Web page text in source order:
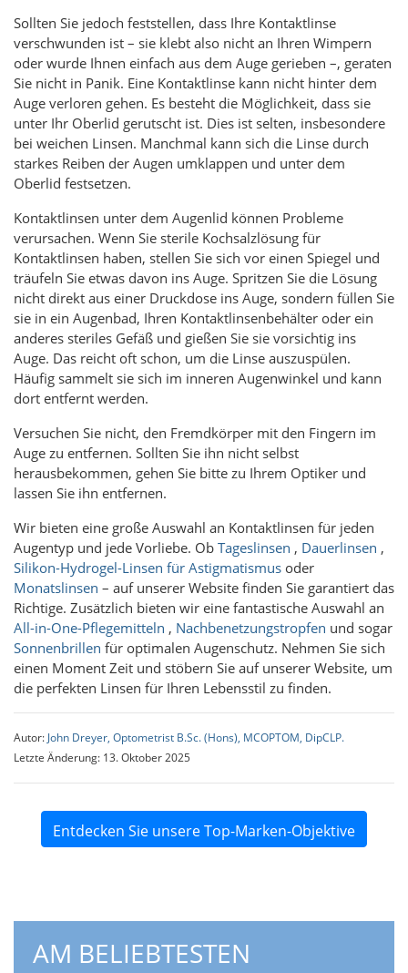
Sollten Sie jedoch feststellen, dass Ihre Kontaktlinse
verschwunden ist – sie klebt also nicht an Ihren Wimpern
oder wurde Ihnen einfach aus dem Auge gerieben –, geraten
Sie nicht in Panik. Eine Kontaktlinse kann nicht hinter dem
Auge verloren gehen. Es besteht die Möglichkeit, dass sie
unter Ihr Oberlid gerutscht ist. Dies ist selten, insbesondere
bei weichen Linsen. Manchmal kann sich die Linse durch
starkes Reiben der Augen umklappen und unter dem
Oberlid festsetzen.
Kontaktlinsen unter dem Augenlid können Probleme
verursachen. Wenn Sie sterile Kochsalzlösung für
Kontaktlinsen haben, stellen Sie sich vor einen Spiegel und
träufeln Sie etwas davon ins Auge. Spritzen Sie die Lösung
nicht direkt aus einer Druckdose ins Auge, sondern füllen Sie
sie in ein Augenbad, Ihren Kontaktlinsenbehälter oder ein
anderes steriles Gefäß und gießen Sie sie vorsichtig ins
Auge. Das reicht oft schon, um die Linse auszuspülen.
Häufig sammelt sie sich im inneren Augenwinkel und kann
dort entfernt werden.
Versuchen Sie nicht, den Fremdkörper mit den Fingern im
Auge zu entfernen. Sollten Sie ihn nicht selbst
herausbekommen, gehen Sie bitte zu Ihrem Optiker und
lassen Sie ihn entfernen.
Wir bieten eine große Auswahl an Kontaktlinsen für jeden
Augentyp und jede Vorliebe. Ob Tageslinsen , Dauerlinsen ,
Silikon-Hydrogel-Linsen für Astigmatismus oder
Monatslinsen – auf unserer Website finden Sie garantiert das
Richtige. Zusätzlich bieten wir eine fantastische Auswahl an
All-in-One-Pflegemitteln , Nachbenetzungstropfen und sogar
Sonnenbrillen für optimalen Augenschutz. Nehmen Sie sich
einen Moment Zeit und stöbern Sie auf unserer Website, um
die perfekten Linsen für Ihren Lebensstil zu finden.
Autor: John Dreyer, Optometrist B.Sc. (Hons), MCOPTOM, DipCLP.
Letzte Änderung: 13. Oktober 2025
Entdecken Sie unsere Top-Marken-Objektive
AM BELIEBTESTEN